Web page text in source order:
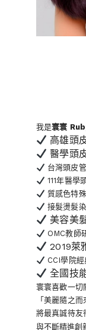
我是寰寰
高雄頭
醫學頭
台灣頭皮
111年醫學
質感色特
接髮燙髮
美容美
OMC教師
2019萊
CCI學院
全國技
寰寰喜歡一切
「美麗隨之
將最真誠待友
與不斷精進創